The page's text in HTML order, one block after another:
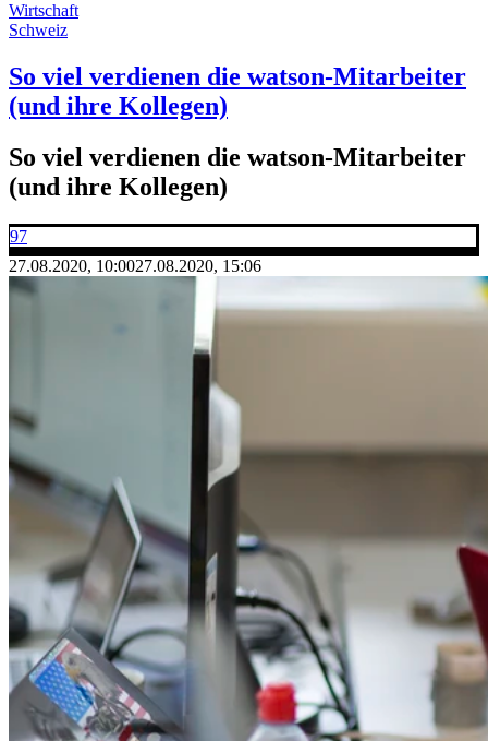
Wirtschaft
Schweiz
So viel verdienen die watson-Mitarbeiter
(und ihre Kollegen)
So viel verdienen die watson-Mitarbeiter
(und ihre Kollegen)
97
27.08.2020, 10:0027.08.2020, 15:06